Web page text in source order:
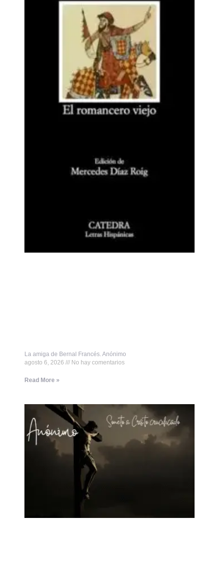
La amiga de Bernal Francés. Anónimo
agosto 6, 2026
No hay comentarios
Read More »